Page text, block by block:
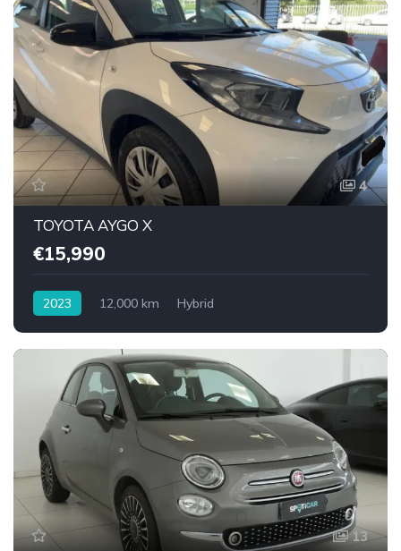
4
TOYOTA AYGO X
€15,990
2023 12,000 km Hybrid
13